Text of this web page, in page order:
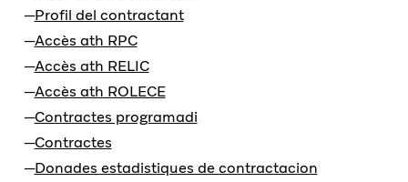
Profil del contractant
Accès ath RPC
Accès ath RELIC
Accès ath ROLECE
Contractes programadi
Contractes
Donades estadistiques de contractacion